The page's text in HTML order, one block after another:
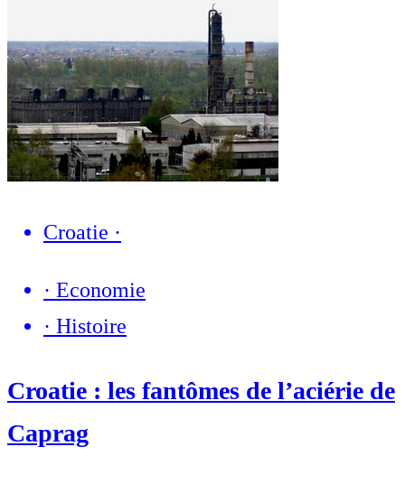
Croatie ·
· Economie
· Histoire
Croatie : les fantômes de l’aciérie de
Caprag